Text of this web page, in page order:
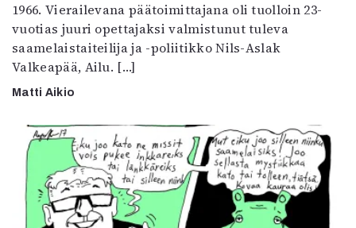
1966. Vierailevana päätoimittajana oli tuolloin 23-
vuotias juuri opettajaksi valmistunut tuleva
saamelaistaiteilija ja -poliitikko Nils-Aslak
Valkeapää, Ailu. […]
Matti Aikio